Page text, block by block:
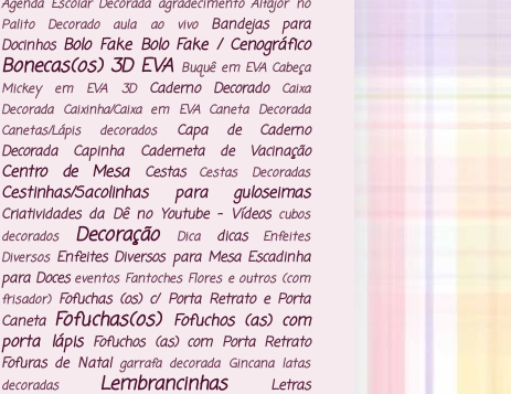
Agenda Escolar Decorada agradecimento Alfajor no
Palito Decorado
aula ao vivo
Bandejas para
Docinhos Bolo Fake Bolo Fake / Cenográfico
Bonecas(os) 3D EVA Buquê em EVA Cabeça
Mickey em EVA 3D
Caderno Decorado
Caixa
Decorada Caixinha/Caixa em EVA Caneta Decorada
Canetas/Lápis decorados
Capa de Caderno
Decorada
Capinha Caderneta de Vacinação
Centro de Mesa Cestas Cestas Decoradas
Cestinhas/Sacolinhas para guloseimas
Criatividades da Dê no Youtube - Vídeos cubos
decorados
Decoração Dica dicas
Enfeites
Diversos Enfeites Diversos para Mesa Escadinha
para Doces eventos Fantoches Flores e outros (com
frisador) Fofuchas (os) c/ Porta Retrato e Porta
Caneta Fofuchas(os) Fofuchos (as) com
porta lápis Fofuchos (as) com Porta Retrato
Fofuras de Natal garrafa decorada Gincana latas
decoradas
Lembrancinhas
Letras